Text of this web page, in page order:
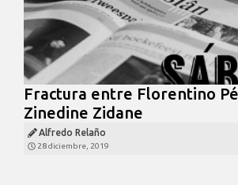
Fractura entre Florentino
Zinedine Zidane
Alfredo Relaño
28 diciembre, 2019